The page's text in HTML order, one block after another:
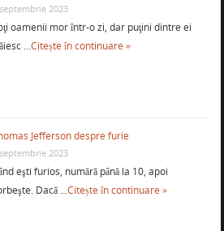
2023
oamenii mor într-o zi, dar puţini dintre ei
…Citește în continuare »
Jefferson despre furie
2023
eşti furios, numără până la 10, apoi
Dacă …Citește în continuare »